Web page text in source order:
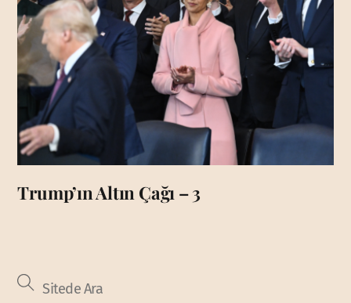
Trump’ın Altın Çağı – 3